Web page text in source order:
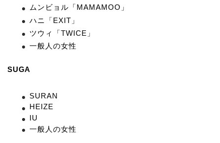
ムンビョル「MAMAMOO」
ハニ「EXIT」
ツウィ「TWICE」
一般人の女性
SUGA
SURAN
HEIZE
IU
一般人の女性